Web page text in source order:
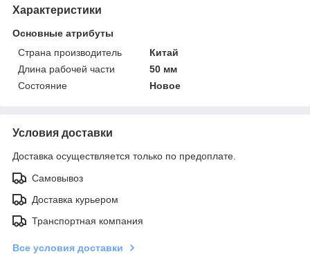
Характеристики
Основные атрибуты
Страна производитель
Китай
Длина рабочей части
50 мм
Состояние
Новое
Условия доставки
Доставка осуществляется только по предоплате.
Самовывоз
Доставка курьером
Транспортная компания
Все условия доставки